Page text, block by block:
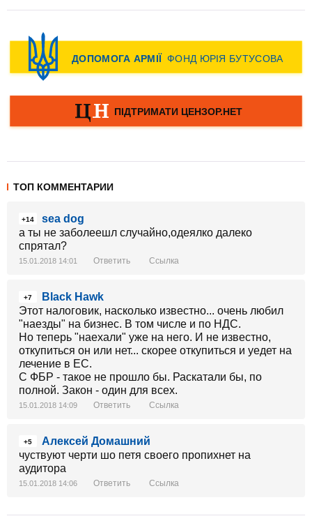
ТОП КОММЕНТАРИИ
+14
sea dog
а ты не заболеешл случайно,одеялко далеко
спрятал?
15.01.2018 14:01 Ответить Ссылка
+7
Black Hawk
Этот налоговик, насколько известно... очень любил
"наезды" на бизнес. В том числе и по НДС.
Но теперь "наехали" уже на него. И не известно,
откупиться он или нет... скорее откупиться и уедет на
лечение в ЕС.
С ФБР - такое не прошло бы. Раскатали бы, по
полной. Закон - один для всех.
15.01.2018 14:09 Ответить Ссылка
+5
Алексей Домашний
чуствуют черти шо петя своего пропихнет на
аудитора
15.01.2018 14:06 Ответить Ссылка